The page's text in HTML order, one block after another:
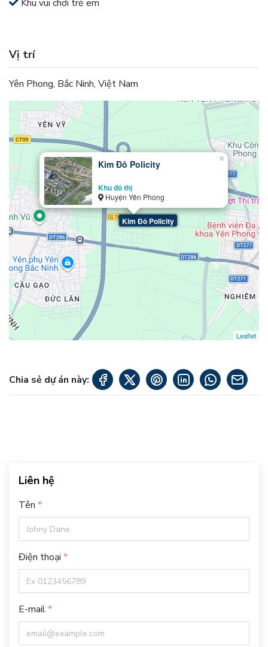
Khu vui chơi trẻ em
Vị trí
Yên Phong, Bắc Ninh, Việt Nam
Kim Đô Policity
Kim Đô Policity
Khu đô thị
Huyện Yên Phong
×
Leaflet
Chia sẻ dự án này:
Liên hệ
Tên
Điện thoại
E-mail